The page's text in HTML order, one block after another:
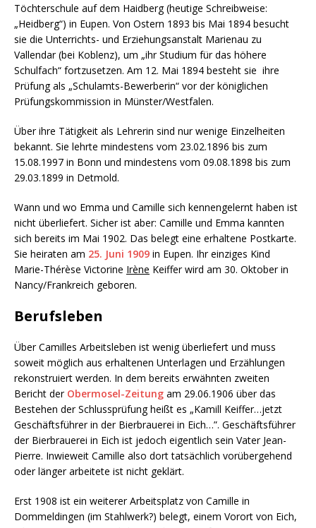
Töchterschule auf dem Haidberg (heutige Schreibweise:
„Heidberg“) in Eupen. Von Ostern 1893 bis Mai 1894 besucht
sie die Unterrichts- und Erziehungsanstalt Marienau zu
Vallendar (bei Koblenz), um „ihr Studium für das höhere
Schulfach“ fortzusetzen. Am 12. Mai 1894 besteht sie ihre
Prüfung als „Schulamts-Bewerberin“ vor der königlichen
Prüfungskommission in Münster/Westfalen.
Über ihre Tätigkeit als Lehrerin sind nur wenige Einzelheiten
bekannt. Sie lehrte mindestens vom 23.02.1896 bis zum
15.08.1997 in Bonn und mindestens vom 09.08.1898 bis zum
29.03.1899 in Detmold.
Wann und wo Emma und Camille sich kennengelernt haben ist
nicht überliefert. Sicher ist aber: Camille und Emma kannten
sich bereits im Mai 1902. Das belegt eine erhaltene Postkarte.
Sie heiraten am 25. Juni 1909 in Eupen. Ihr einziges Kind
Marie-Thérèse Victorine Irène Keiffer wird am 30. Oktober in
Nancy/Frankreich geboren.
Berufsleben
Über Camilles Arbeitsleben ist wenig überliefert und muss
soweit möglich aus erhaltenen Unterlagen und Erzählungen
rekonstruiert werden. In dem bereits erwähnten zweiten
Bericht der Obermosel-Zeitung am 29.06.1906 über das
Bestehen der Schlussprüfung heißt es „Kamill Keiffer…jetzt
Geschäftsführer in der Bierbrauerei in Eich…”. Geschäftsführer
der Bierbrauerei in Eich ist jedoch eigentlich sein Vater Jean-
Pierre. Inwieweit Camille also dort tatsächlich vorübergehend
oder länger arbeitete ist nicht geklärt.
Erst 1908 ist ein weiterer Arbeitsplatz von Camille in
Dommeldingen (im Stahlwerk?) belegt, einem Vorort von Eich,